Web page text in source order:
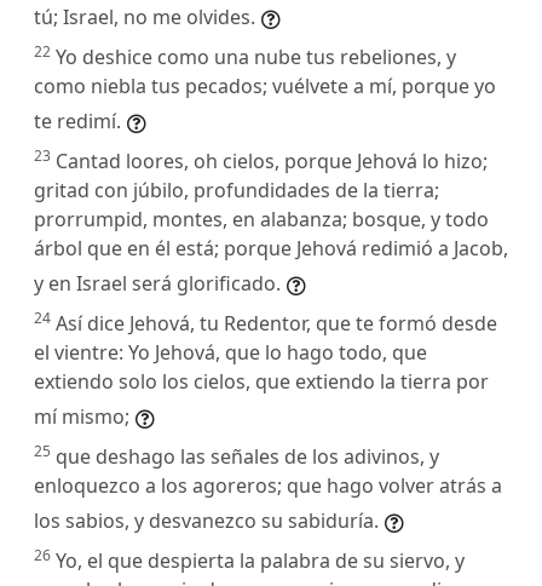
tú; Israel, no me olvides.
22 Yo deshice como una nube tus rebeliones, y
como niebla tus pecados; vuélvete a mí, porque yo
te redimí.
23 Cantad loores, oh cielos, porque Jehová lo hizo;
gritad con júbilo, profundidades de la tierra;
prorrumpid, montes, en alabanza; bosque, y todo
árbol que en él está; porque Jehová redimió a Jacob,
y en Israel será glorificado.
24 Así dice Jehová, tu Redentor, que te formó desde
el vientre: Yo Jehová, que lo hago todo, que
extiendo solo los cielos, que extiendo la tierra por
mí mismo;
25 que deshago las señales de los adivinos, y
enloquezco a los agoreros; que hago volver atrás a
los sabios, y desvanezco su sabiduría.
26 Yo, el que despierta la palabra de su siervo, y